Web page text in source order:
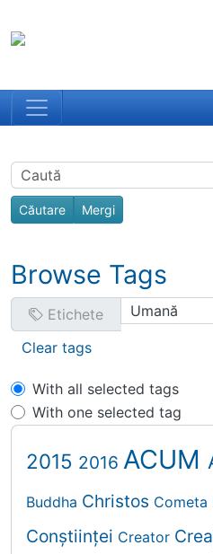
Navigation and
Related content
Browse Tags
Etichete
Clear tags
With all selected tags
With one selected tag
2015 2016 ACUM
Buddha Christos Cometa
Conștiinței Creator